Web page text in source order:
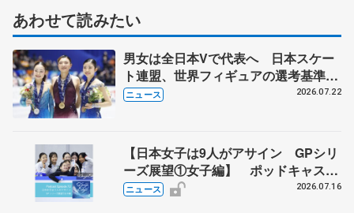
あわせて読みたい
男女は全日本Vで代表へ 日本スケー
ト連盟、世界フィギュアの選考基準を
承認
ニュース 2026.07.22
【日本女子は9人がアサイン GPシリ
ーズ展望①女子編】 ポッドキャスト
#72を配信
ニュース 2026.07.16